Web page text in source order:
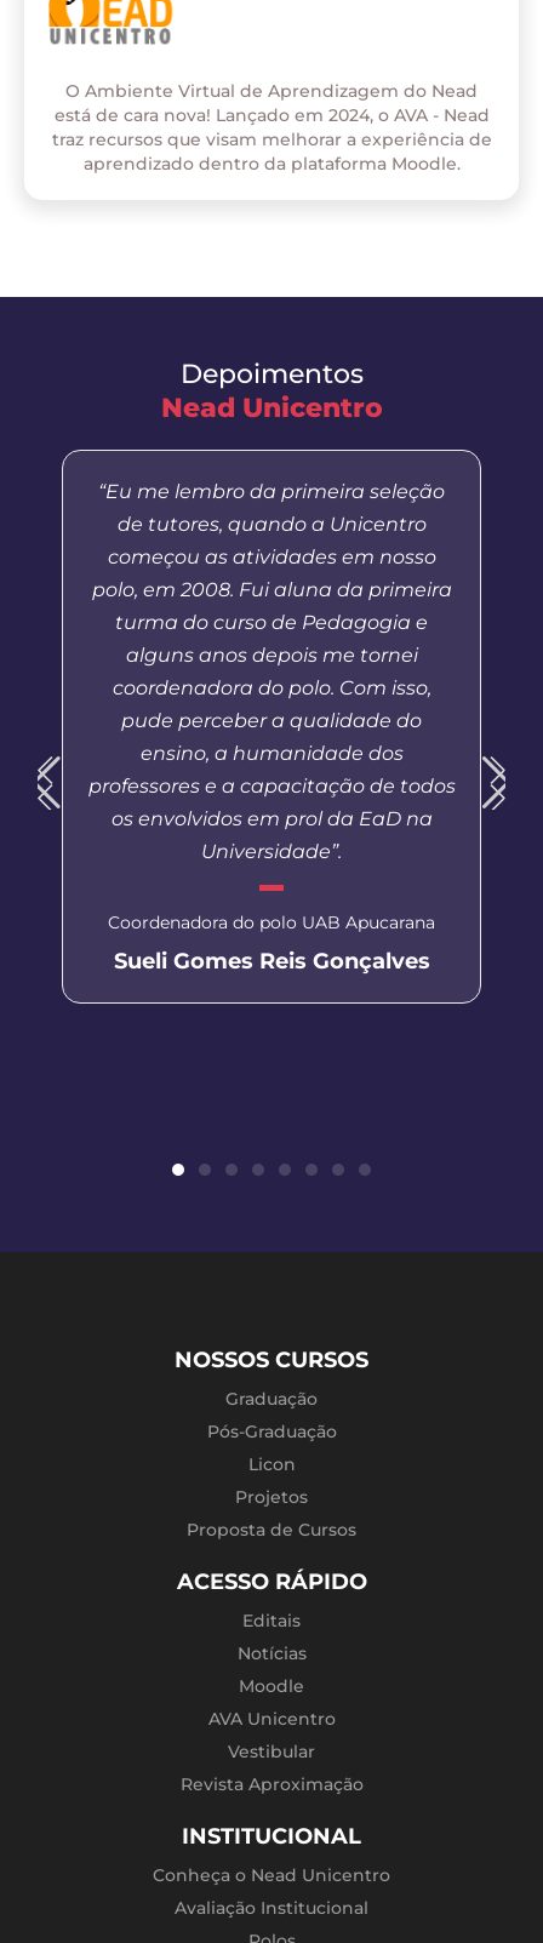
O Ambiente Virtual de Aprendizagem do Nead
está de cara nova! Lançado em 2024, o AVA - Nead
traz recursos que visam melhorar a experiência de
aprendizado dentro da plataforma Moodle.
Depoimentos
Nead Unicentro
“Eu me lembro da primeira seleção
de tutores, quando a Unicentro
começou as atividades em nosso
polo, em 2008. Fui aluna da primeira
turma do curso de Pedagogia e
alguns anos depois me tornei
coordenadora do polo. Com isso,
pude perceber a qualidade do
ensino, a humanidade dos
professores e a capacitação de todos
os envolvidos em prol da EaD na
Universidade”.
Coordenadora do polo UAB Apucarana
Sueli Gomes Reis Gonçalves
NOSSOS CURSOS
Graduação
Pós-Graduação
Licon
Projetos
Proposta de Cursos
ACESSO RÁPIDO
Editais
Notícias
Moodle
AVA Unicentro
Vestibular
Revista Aproximação
INSTITUCIONAL
Conheça o Nead Unicentro
Avaliação Institucional